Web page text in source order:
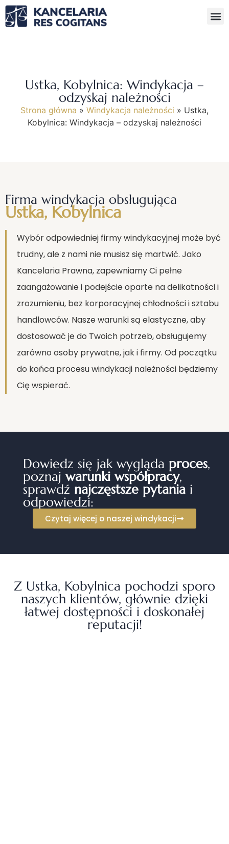
Ustka, Kobylnica: Windykacja –
odzyskaj należności
Strona główna » Windykacja należności » Ustka,
Kobylnica: Windykacja – odzyskaj należności
Firma windykacja obsługująca
Ustka, Kobylnica
Wybór odpowiedniej firmy windykacyjnej może być
trudny, ale z nami nie musisz się martwić. Jako
Kancelaria Prawna, zapewniamy Ci pełne
zaangażowanie i podejście oparte na delikatności i
zrozumieniu, bez korporacyjnej chłodności i sztabu
handlowców. Nasze warunki są elastyczne, aby
dostosować je do Twoich potrzeb, obsługujemy
zarówno osoby prywatne, jak i firmy. Od początku
do końca procesu windykacji należności będziemy
Cię wspierać.
Dowiedz się jak wygląda proces,
poznaj warunki współpracy,
sprawdź najczęstsze pytania i
odpowiedzi:
Czytaj więcej o naszej windykacji
Z Ustka, Kobylnica pochodzi sporo
naszych klientów, głównie dzięki
łatwej dostępności i doskonałej
reputacji!